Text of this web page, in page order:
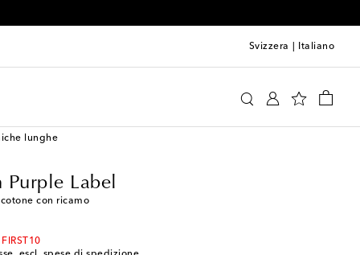
Svizzera Italiano
lunghe
Purple Label
con ricamo
taglia indicata
rimasti